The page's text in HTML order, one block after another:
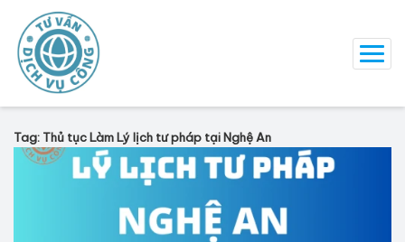
Tag: Thủ tục Làm Lý lịch tư pháp tại Nghệ An